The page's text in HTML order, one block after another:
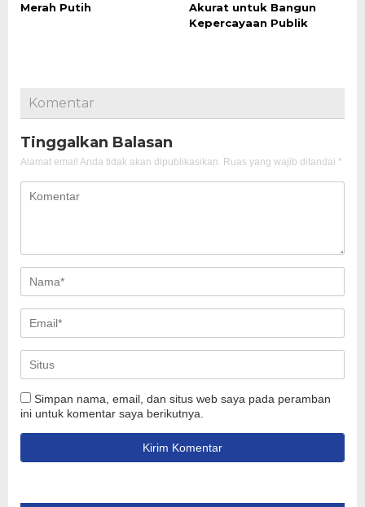
Merah Putih
Akurat untuk Bangun
Kepercayaan Publik
Komentar
Tinggalkan Balasan
Alamat email Anda tidak akan dipublikasikan. Ruas yang wajib ditandai *
Simpan nama, email, dan situs web saya pada peramban
ini untuk komentar saya berikutnya.